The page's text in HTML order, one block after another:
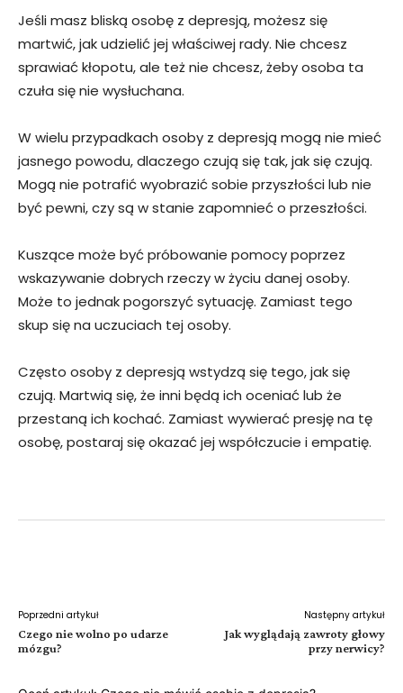
Jeśli masz bliską osobę z depresją, możesz się
martwić, jak udzielić jej właściwej rady. Nie chcesz
sprawiać kłopotu, ale też nie chcesz, żeby osoba ta
czuła się nie wysłuchana.
W wielu przypadkach osoby z depresją mogą nie mieć
jasnego powodu, dlaczego czują się tak, jak się czują.
Mogą nie potrafić wyobrazić sobie przyszłości lub nie
być pewni, czy są w stanie zapomnieć o przeszłości.
Kuszące może być próbowanie pomocy poprzez
wskazywanie dobrych rzeczy w życiu danej osoby.
Może to jednak pogorszyć sytuację. Zamiast tego
skup się na uczuciach tej osoby.
Często osoby z depresją wstydzą się tego, jak się
czują. Martwią się, że inni będą ich oceniać lub że
przestaną ich kochać. Zamiast wywierać presję na tę
osobę, postaraj się okazać jej współczucie i empatię.
Poprzedni artykuł
Czego nie wolno po udarze
mózgu?
Następny artykuł
Jak wyglądają zawroty głowy
przy nerwicy?